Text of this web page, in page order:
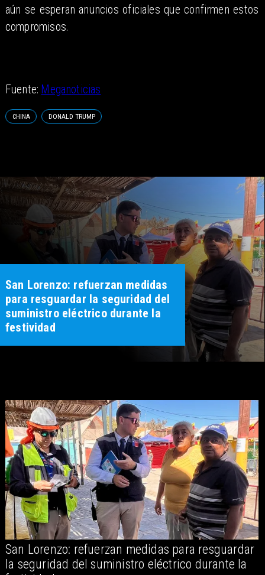
aún se esperan anuncios oficiales que confirmen estos
compromisos.
Fuente: Meganoticias
CHINA DONALD TRUMP
San Lorenzo: refuerzan medidas
para resguardar la seguridad del
suministro eléctrico durante la
festividad
San Lorenzo: refuerzan medidas para resguardar
la seguridad del suministro eléctrico durante la